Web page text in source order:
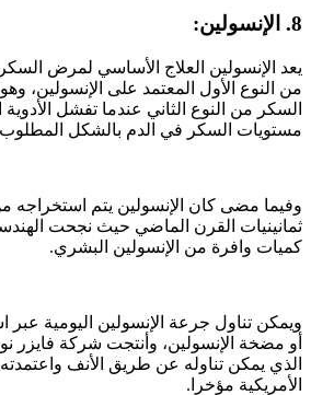
8. الإنسولين:
يعد الإنسولين العلاج الأساسي لمرض
من النوع الأول المعتمد على الإنسولين،
السكر من النوع الثاني عندما تفشل
مستويات السكر في الدم بالشكل
وفيما مضى كان الإنسولين يتم استخراجه
ثمانينيات القرن الماضي حيث نجحت
كميات وافرة من الإنسولين البشري.
ويمكن تناول جرعة الإنسولين اليومية عبر
أو مضخة الإنسولين، وأنتجت شركة فايزر
الذي يمكن تناوله عن طريق الأنف
الأمريكية مؤخرا.